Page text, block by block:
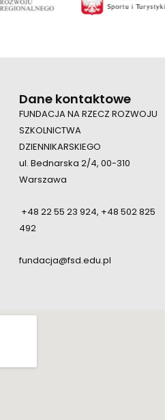
Dane kontaktowe
FUNDACJA NA RZECZ ROZWOJU
SZKOLNICTWA
DZIENNIKARSKIEGO
ul. Bednarska 2/4, 00-310
Warszawa
+48 22 55 23 924, +48 502 825
492
fundacja@fsd.edu.pl